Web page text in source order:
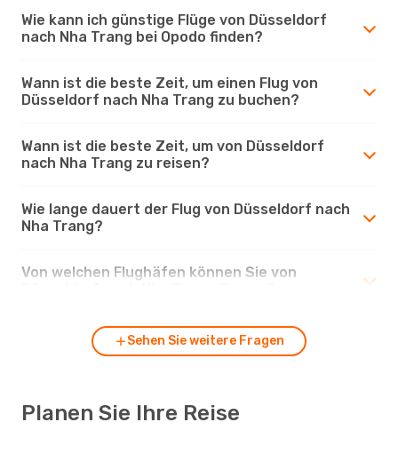
Wie kann ich günstige Flüge von Düsseldorf
nach Nha Trang bei Opodo finden?
Wann ist die beste Zeit, um einen Flug von
Düsseldorf nach Nha Trang zu buchen?
Wann ist die beste Zeit, um von Düsseldorf
nach Nha Trang zu reisen?
Wie lange dauert der Flug von Düsseldorf nach
Nha Trang?
Von welchen Flughäfen können Sie von
Sehen Sie weitere Fragen
Planen Sie Ihre Reise